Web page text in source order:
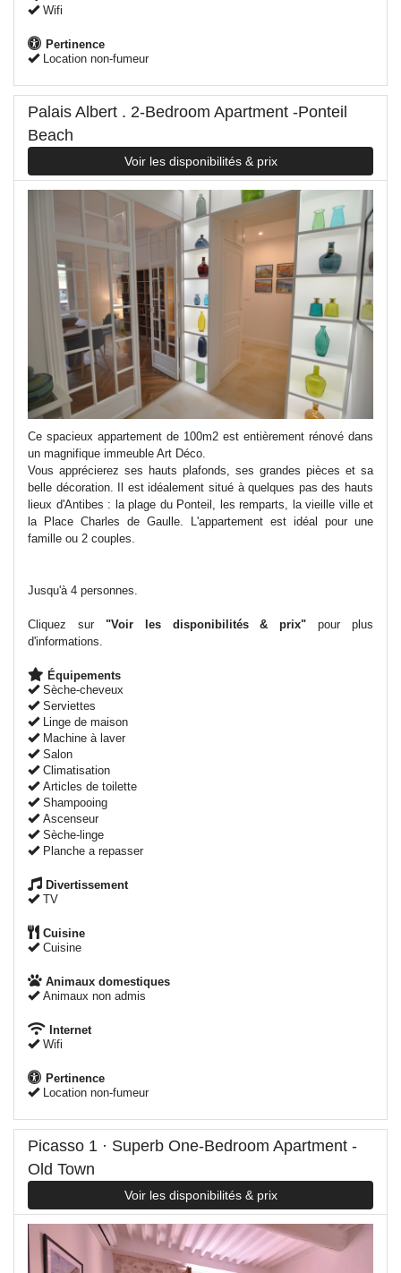
Wifi
Pertinence
Location non-fumeur
Palais Albert . 2-Bedroom Apartment -Ponteil
Beach
Voir les disponibilités & prix
Ce spacieux appartement de 100m2 est entièrement rénové dans
un magnifique immeuble Art Déco.
Vous apprécierez ses hauts plafonds, ses grandes pièces et sa
belle décoration. Il est idéalement situé à quelques pas des hauts
lieux d'Antibes : la plage du Ponteil, les remparts, la vieille ville et
la Place Charles de Gaulle. L'appartement est idéal pour une
famille ou 2 couples.
Jusqu'à 4 personnes.
Cliquez sur "Voir les disponibilités & prix" pour plus
d'informations.
Équipements
Sèche-cheveux
Serviettes
Linge de maison
Machine à laver
Salon
Climatisation
Articles de toilette
Shampooing
Ascenseur
Sèche-linge
Planche a repasser
Divertissement
TV
Cuisine
Cuisine
Animaux domestiques
Animaux non admis
Internet
Wifi
Pertinence
Location non-fumeur
Picasso 1 · Superb One-Bedroom Apartment -
Old Town
Voir les disponibilités & prix